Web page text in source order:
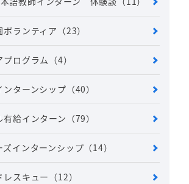
ボランティア （23）
プログラム （4）
ンターンシップ （40）
有給インターン （79）
ズインターンシップ （14）
レスキュー （12）